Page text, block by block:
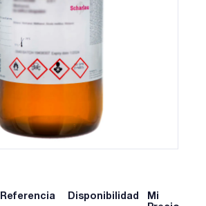
Referencia Disponibilidad
Mi